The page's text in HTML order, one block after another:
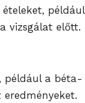
például
vizsgálat előtt.
például a béta-